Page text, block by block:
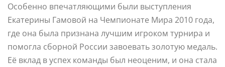
Особенно впечатляющими были выступления
Екатерины Гамовой на Чемпионате Мира 2010 года,
где она была признана лучшим игроком турнира и
помогла сборной России завоевать золотую медаль.
Её вклад в успех команды был неоценим, и она стала